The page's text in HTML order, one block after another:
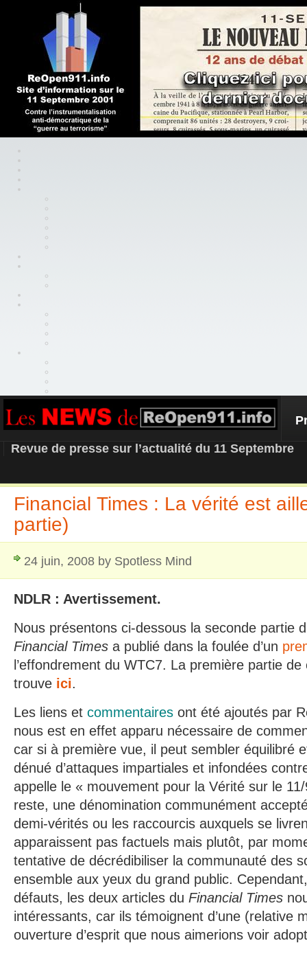
REOPEN911 – NEWS
Revue de presse sur l’actualité du 11 Septembre
Financial Times : La vérité est
partie)
24 juin, 2008 by Spotless Mind
NDLR : Avertissement.
Nous présentons ci-dessous la seconde partie
Financial Times a publié dans la foulée d’un
l’effondrement du WTC7. La première partie
trouve ici.
Les liens et commentaires ont été ajoutés par
nous est en effet apparu nécessaire de
car si à première vue, il peut sembler équilibré
dénué d’attaques impartiales et infondées
appelle le « mouvement pour la Vérité sur le
reste, une dénomination communément
demi-vérités ou les raccourcis auxquels se
apparaissent pas factuels mais plutôt, par
tentative de décrédibiliser la communauté des
ensemble aux yeux du grand public.
défauts, les deux articles du Financial Times
intéressants, car ils témoignent d’une (relative
ouverture d’esprit que nous aimerions voir